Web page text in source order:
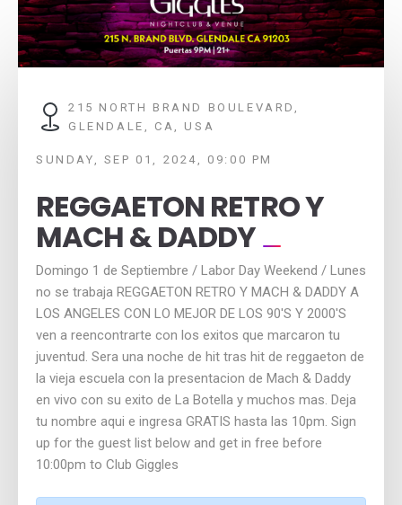
215 NORTH BRAND BOULEVARD,
GLENDALE, CA, USA
SUNDAY, SEP 01, 2024, 09:00 PM
REGGAETON RETRO Y
MACH & DADDY
Domingo 1 de Septiembre / Labor Day Weekend / Lunes
no se trabaja REGGAETON RETRO Y MACH & DADDY A
LOS ANGELES CON LO MEJOR DE LOS 90'S Y 2000'S
ven a reencontrarte con los exitos que marcaron tu
juventud. Sera una noche de hit tras hit de reggaeton de
la vieja escuela con la presentacion de Mach & Daddy
en vivo con su exito de La Botella y muchos mas. Deja
tu nombre aqui e ingresa GRATIS hasta las 10pm. Sign
up for the guest list below and get in free before
10:00pm to Club Giggles